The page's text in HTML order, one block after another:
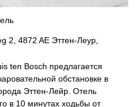
2, 4872 AE Эттен-Леур,
ten Bosch предлагается
обстановке в
Эттен-Лейр. Отель
в 10 минутах ходьбы от